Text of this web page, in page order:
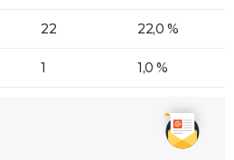
22 22,0 %
1 1,0 %